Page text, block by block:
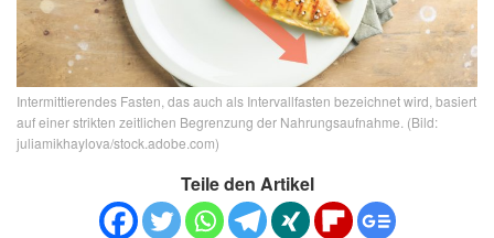
Intermittierendes Fasten, das auch als Intervallfasten bezeichnet wird, basiert
auf einer strikten zeitlichen Begrenzung der Nahrungsaufnahme. (Bild:
juliamikhaylova/stock.adobe.com)
Teile den Artikel